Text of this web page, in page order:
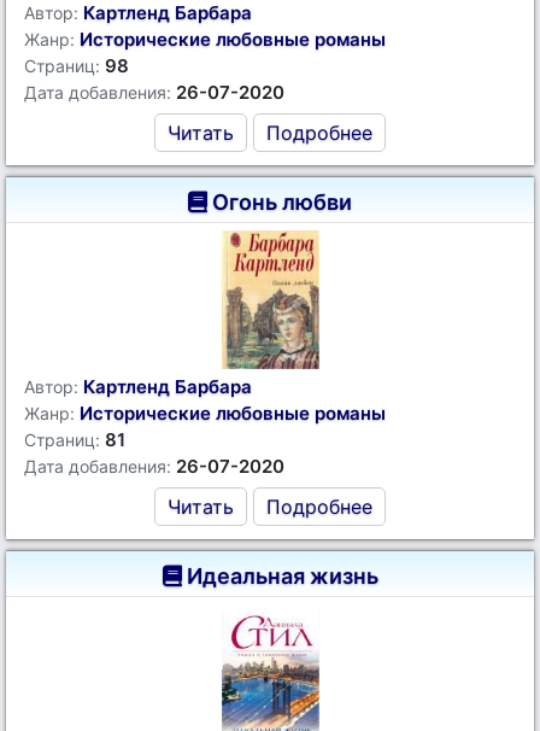
Автор: Картленд Барбара
Жанр: Исторические любовные романы
Страниц: 98
Дата добавления: 26-07-2020
Читать Подробнее
Огонь любви
Автор: Картленд Барбара
Жанр: Исторические любовные романы
Страниц: 81
Дата добавления: 26-07-2020
Читать Подробнее
Идеальная жизнь